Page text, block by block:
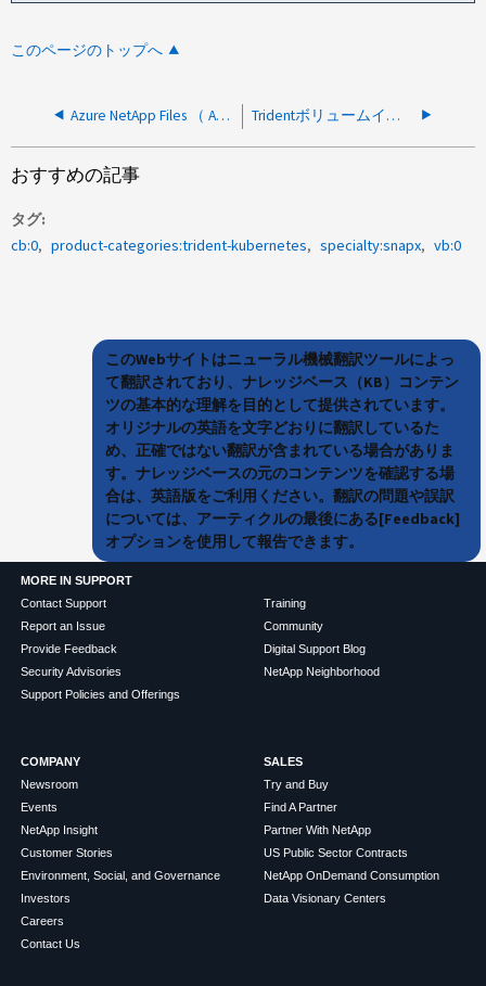
このページのトップへ
Azure NetApp Files （ ANF ）を使用した Trident でエラー：容量プールが見つかりません Tridentボリュームインポート処理が、使用可能なバックエンドがないというエラーで失敗する
おすすめの記事
タグ
cb:0
product-categories:trident-kubernetes specialty:snapx vb:0
このWebサイトはニューラル機械翻訳ツールによっ
て翻訳されており、ナレッジベース（KB）コンテン
ツの基本的な理解を目的として提供されています。
オリジナルの英語を文字どおりに翻訳しているた
め、正確ではない翻訳が含まれている場合がありま
す。ナレッジベースの元のコンテンツを確認する場
合は、英語版をご利用ください。翻訳の問題や誤訳
については、アーティクルの最後にある[Feedback]
オプションを使用して報告できます。
MORE IN SUPPORT
Contact Support
Report an Issue
Provide Feedback
Security Advisories
Support Policies and Offerings
Training
Community
Digital Support Blog
NetApp Neighborhood
COMPANY
Newsroom
Events
NetApp Insight
Customer Stories
Environment, Social, and Governance
Investors
Careers
Contact Us
SALES
Try and Buy
Find A Partner
Partner With NetApp
US Public Sector Contracts
NetApp OnDemand Consumption
Data Visionary Centers